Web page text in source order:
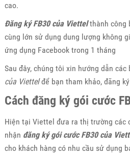
cao.
Đăng ký FB30 của Viettelthành công
cùng lớn sử dụng dung lượng không
ứng dụng Facebook trong 1 tháng
Sau đây, chúng tôi xin hướng dẫn các
của Viettelđể bạn tham khảo, đăng
Cách đăng ký gói cước
Hiện tại Viettel đưa ra thị trường các
nhận đăng ký gói cước FB30 của
cho khách hàng có nhu cầu sử dụng